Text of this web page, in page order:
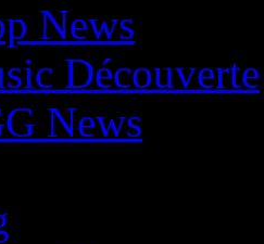
News
Découverte
News